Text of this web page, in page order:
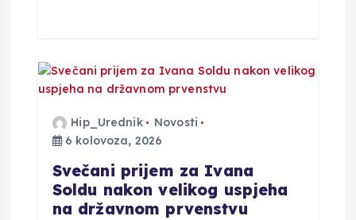
Hip_Urednik
Novosti
6 kolovoza, 2026
Svečani prijem za Ivana
Soldu nakon velikog uspjeha
na državnom prvenstvu